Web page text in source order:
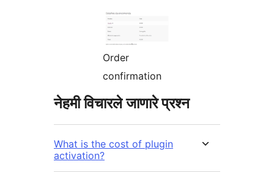
Order
confirmation
नेहमी विचारले जाणारे प्रश्न
What is the cost of plugin
activation?